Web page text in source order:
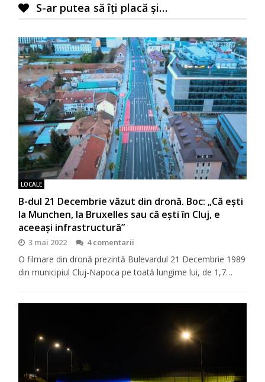
S-ar putea să îți placă și…
LOCALE
B-dul 21 Decembrie văzut din dronă. Boc: „Că ești
la Munchen, la Bruxelles sau că ești în Cluj, e
aceeași infrastructură”
3 mai 2022 4 comentarii
O filmare din dronă prezintă Bulevardul 21 Decembrie 1989
din municipiul Cluj-Napoca pe toată lungime lui, de 1,7…